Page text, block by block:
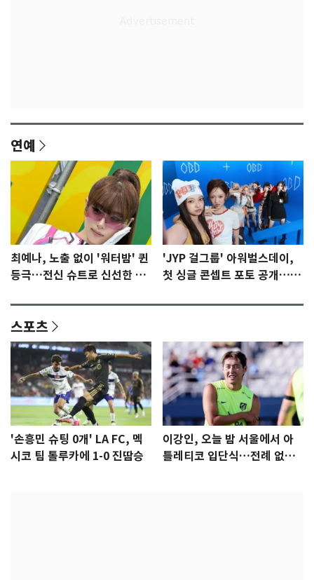
연예
최예나, 노출 없이 '워터밤' 퀸
등극…전신 슈트로 신선한 충
'JYP 걸그룹' 아워벌스데이,
첫 싱글 콘셉트 포토 공개…청
스포츠
'손흥민 슈팅 0개' LA FC, 멕
시코 팀 톨루카에 1-0 진땀승
이강인, 오늘 밤 서울에서 아
틀레티코 입단식…전례 없는